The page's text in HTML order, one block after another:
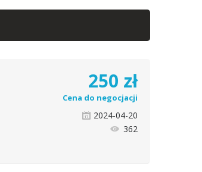
250 zł
Cena do negocjacji
2024-04-20
362